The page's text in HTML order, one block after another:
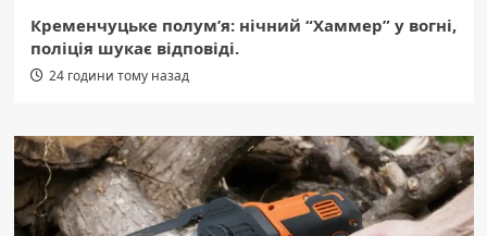
Кременчуцьке полум’я: нічний “Хаммер” у вогні,
поліція шукає відповіді.
24 години тому назад